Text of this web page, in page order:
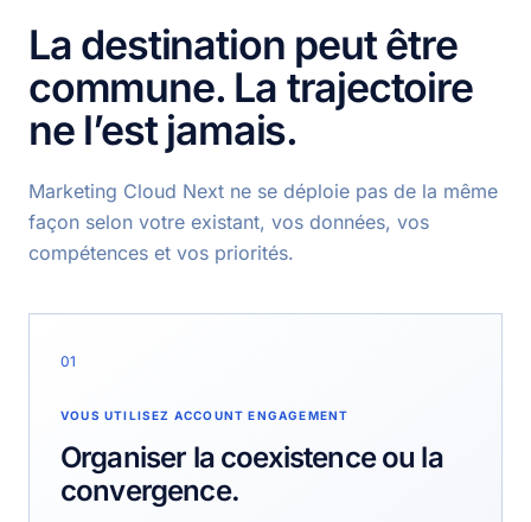
La destination peut être
commune. La trajectoire
ne l’est jamais.
Marketing Cloud Next ne se déploie pas de la même
façon selon votre existant, vos données, vos
compétences et vos priorités.
01
VOUS UTILISEZ ACCOUNT ENGAGEMENT
Organiser la coexistence ou la
convergence.